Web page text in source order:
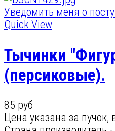
Уведомить меня о
Quick View
Тычинки
(персиковые).
85 руб
Цена указана за